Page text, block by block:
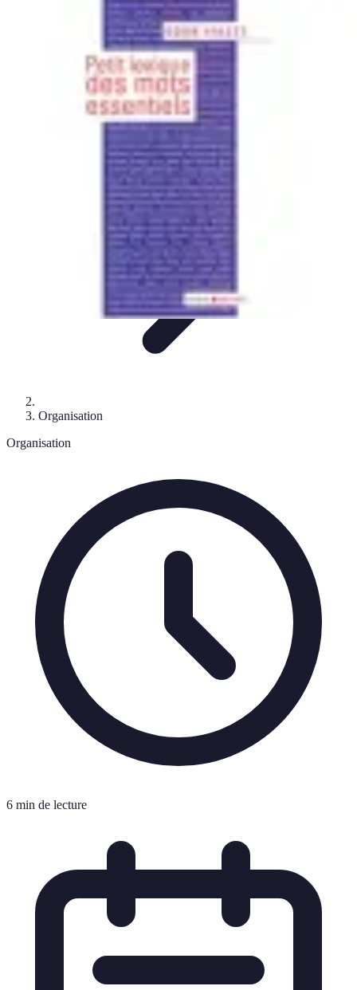
Rituels et discoursConseils pratiques
Listes & Conseils
Services Mémoriaux
Organisation
Organisation
6 min de lecture